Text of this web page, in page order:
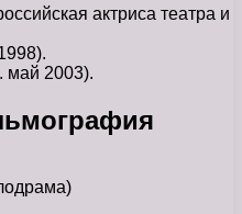
актриса театра и
май 2003).